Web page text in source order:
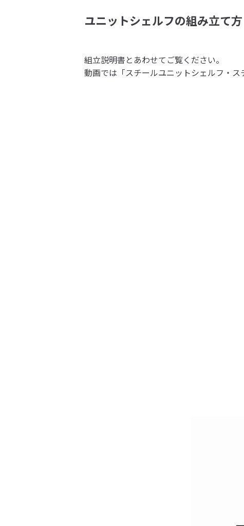
ユニットシェルフの組み立て方
組立説明書とあわせてご覧ください。
動画では「スチールユニットシェルフ・ス